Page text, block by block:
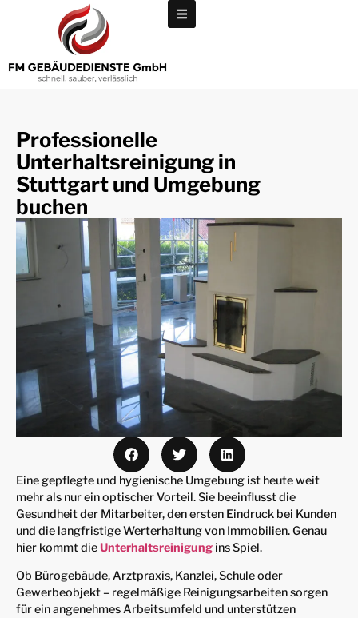
Professionelle
Unterhaltsreinigung in
Stuttgart und Umgebung
buchen
Eine gepflegte und hygienische Umgebung ist heute weit
mehr als nur ein optischer Vorteil. Sie beeinflusst die
Gesundheit der Mitarbeiter, den ersten Eindruck bei Kunden
und die langfristige Werterhaltung von Immobilien. Genau
hier kommt dieUnterhaltsreinigung ins Spiel.
Ob Bürogebäude, Arztpraxis, Kanzlei, Schule oder
Gewerbeobjekt – regelmäßige Reinigungsarbeiten sorgen
für ein angenehmes Arbeitsumfeld und unterstützen